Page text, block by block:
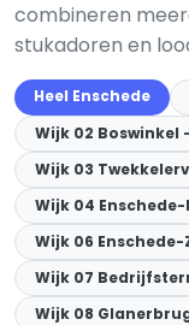
combineren
stukadoren en
Heel Enschede
Wijk 02 Boswinkel
Wijk 03
Wijk 04
Wijk 06 Enschede-
Wijk 07
Wijk 08